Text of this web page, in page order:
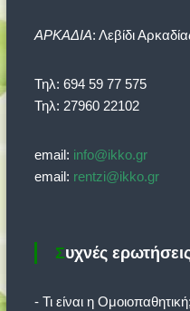
ΑΡΚΑΔΙΑ: Λεβίδι
Τηλ: 694 59 77 575
Τηλ: 27960 22102
email: info@ikko.gr
email: rentzi@ikko.gr
Συχνές
- Τι είναι η Ομοιοπαθητική;